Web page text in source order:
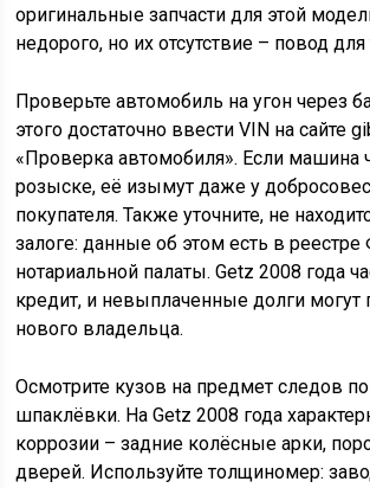
оригинальные запчасти для этой
недорого, но их отсутствие – повод для
Проверьте автомобиль на угон через
этого достаточно ввести VIN на сайте
«Проверка автомобиля». Если машина
розыске, её изымут даже у
покупателя. Также уточните, не
залоге: данные об этом есть в
нотариальной палаты. Getz 2008 года
кредит, и невыплаченные долги могут
нового владельца.
Осмотрите кузов на предмет следов
шпаклёвки. На Getz 2008 года
коррозии – задние колёсные арки,
дверей. Используйте толщиномер: